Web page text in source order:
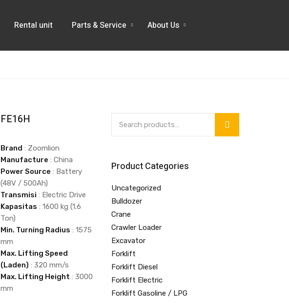
Rental unit Parts & Service About Us
FE16H
Brand : Zoomlion
Manufacture : China
Power Source : Battery
(48V / 500Ah)
Transmisi : Electric Drive
Kapasitas : 1600 kg (1.6
Ton)
Min. Turning Radius : 1575
mm
Max. Lifting Speed
(Laden) : 320 mm/s
Max. Lifting Height : 3000
mm
Product Categories
Uncategorized
Bulldozer
Crane
Crawler Loader
Excavator
Forklift
Forklift Diesel
Forklift Electric
Forklift Gasoline / LPG